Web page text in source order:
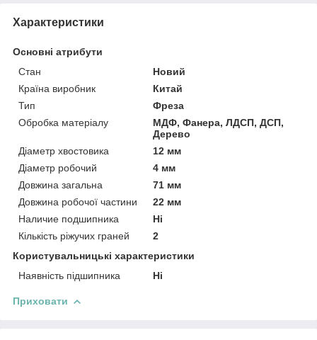
Характеристики
Основні атрибути
Стан
Новий
Країна виробник
Китай
Тип
Фреза
Обробка матеріалу
МДФ, Фанера, ЛДСП, ДСП,
Дерево
Діаметр хвостовика
12 мм
Діаметр робочий
4 мм
Довжина загальна
71 мм
Довжина робочої частини
22 мм
Наличие подшипника
Ні
Кількість ріжучих граней
2
Користувальницькі характеристики
Наявність підшипника
Ні
Приховати